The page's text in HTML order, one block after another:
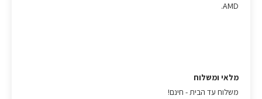
AMD.
מלאי ומשלוח
משלוח עד הבית - חינם!